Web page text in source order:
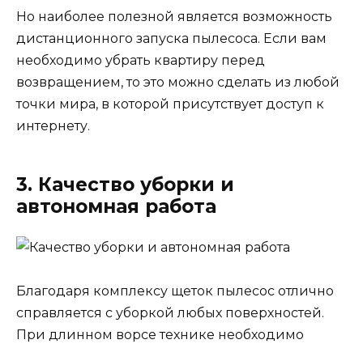
Но наиболее полезной является возможность
дистанционного запуска пылесоса. Если вам
необходимо убрать квартиру перед
возвращением, то это можно сделать из любой
точки мира, в которой присутствует доступ к
интернету.
3. Качество уборки и
автономная работа
Благодаря комплексу щеток пылесос отлично
справляется с уборкой любых поверхностей.
При длинном ворсе технике необходимо